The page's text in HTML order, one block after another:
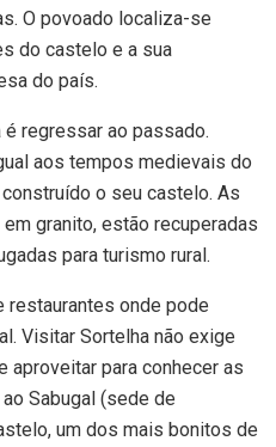
O povoado localiza-se
do castelo e a sua
do país.
regressar ao passado.
aos tempos medievais do
o seu castelo. As
granito, estão recuperadas
para turismo rural.
restaurantes onde pode
Visitar Sortelha não exige
aproveitar para conhecer as
Sabugal (sede de
um dos mais bonitos de